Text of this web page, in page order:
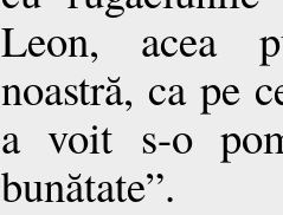
Leon, acea
noastră, ca pe
a voit s-o
bunătate”.